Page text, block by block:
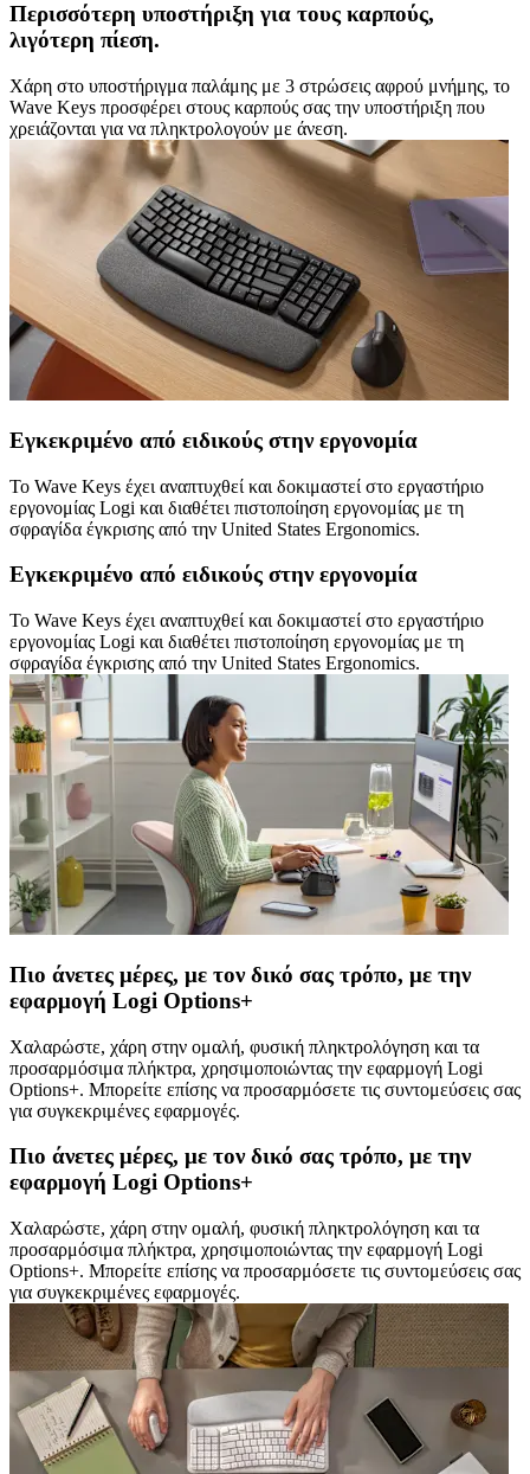
Περισσότερη υποστήριξη για τους καρπούς,
λιγότερη πίεση.
Χάρη στο υποστήριγμα παλάμης με 3 στρώσεις αφρού μνήμης, το
Wave Keys προσφέρει στους καρπούς σας την υποστήριξη που
χρειάζονται για να πληκτρολογούν με άνεση.
Εγκεκριμένο από ειδικούς στην εργονομία
Το Wave Keys έχει αναπτυχθεί και δοκιμαστεί στο εργαστήριο
εργονομίας Logi και διαθέτει πιστοποίηση εργονομίας με τη
σφραγίδα έγκρισης από την United States Ergonomics.
Εγκεκριμένο από ειδικούς στην εργονομία
Το Wave Keys έχει αναπτυχθεί και δοκιμαστεί στο εργαστήριο
εργονομίας Logi και διαθέτει πιστοποίηση εργονομίας με τη
σφραγίδα έγκρισης από την United States Ergonomics.
Πιο άνετες μέρες, με τον δικό σας τρόπο, με την
εφαρμογή Logi Options+
Χαλαρώστε, χάρη στην ομαλή, φυσική πληκτρολόγηση και τα
προσαρμόσιμα πλήκτρα, χρησιμοποιώντας την εφαρμογή Logi
Options+. Μπορείτε επίσης να προσαρμόσετε τις συντομεύσεις σας
για συγκεκριμένες εφαρμογές.
Πιο άνετες μέρες, με τον δικό σας τρόπο, με την
εφαρμογή Logi Options+
Χαλαρώστε, χάρη στην ομαλή, φυσική πληκτρολόγηση και τα
προσαρμόσιμα πλήκτρα, χρησιμοποιώντας την εφαρμογή Logi
Options+. Μπορείτε επίσης να προσαρμόσετε τις συντομεύσεις σας
για συγκεκριμένες εφαρμογές.